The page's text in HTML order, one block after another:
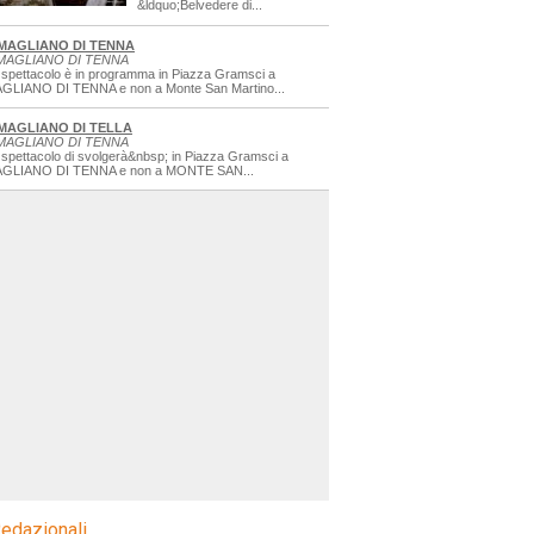
&ldquo;Belvedere di...
DI TENNA
DI TENNA
spettacolo è in programma in Piazza Gramsci a
DI TENNA e non a Monte San Martino...
DI TELLA
DI TENNA
spettacolo di svolgerà&nbsp; in Piazza Gramsci a
DI TENNA e non a MONTE SAN...